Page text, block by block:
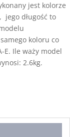
jest kolorze
jego długość to
koloru co
E. Ile waży model
2.6kg.